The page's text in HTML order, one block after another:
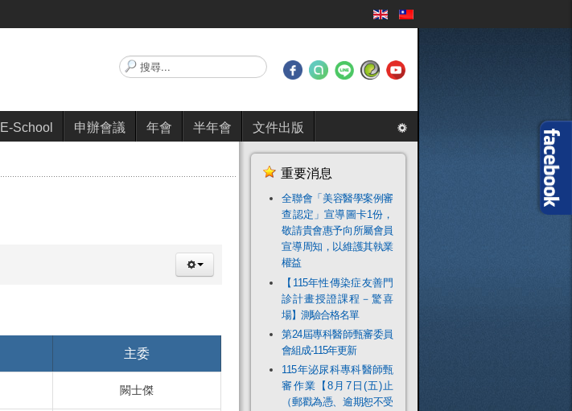
搜
尋...
E-School 申辦會議 年會 半年會 文件出版
主委
闕士傑
重要消息
全聯會「​美容醫學案例審
查認定」宣導圖卡1份，
敬請貴會惠予向所屬會員
宣導周知，以維護其執業
權益
【115年性傳染症友善門
診計畫授證課程－驚喜
場】測驗合格名單
第24屆專科醫師甄審委員
會組成-115年更新
115年泌尿科專科醫師甄
審作業【8月7日(五)止
（郵戳為憑、逾期恕不受